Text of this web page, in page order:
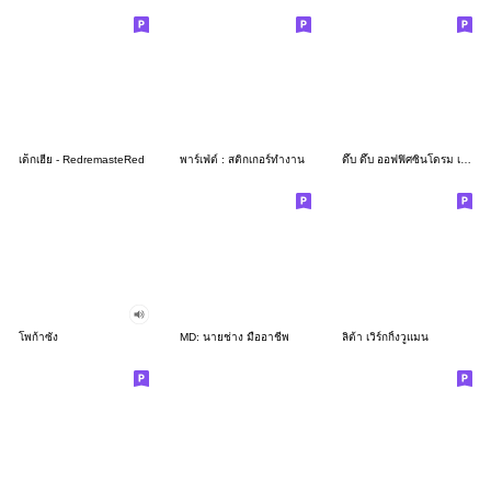
เด็กเฮีย - RedremasteRed พาร์เฟ่ต์ : สติกเกอร์ทำงาน ดึ๊บ ดึ๊บ ออฟฟิศซินโดรม เจ็ด
โพก้าซัง MD: นายช่าง มืออาชีพ ลิต้า เวิร์กกิ้งวูแมน